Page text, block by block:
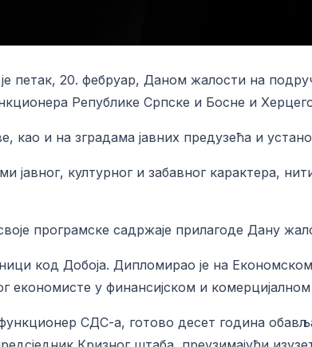
петак, 20. фебруар, Даном жалости на
Републике Српске и Босне и
као и на зградама јавних предузећа и
јавног, културног и забавног карактера,
програмске садржаје прилагоде Дану
код Добоја. Дипломирао је на
економисте у финансијском и комерцијалном
СДС-а, готово десет година